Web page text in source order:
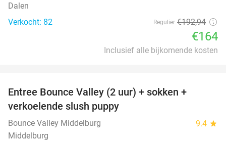
Dalen
Verkocht: 82
Regulier €192,94
€164
Inclusief alle bijkomende kosten
Entree Bounce Valley (2 uur) + sokken +
verkoelende slush puppy
Bounce Valley Middelburg 9.4 star
Middelburg